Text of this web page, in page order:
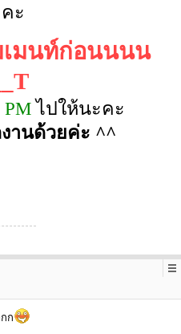
ะ
เมนท์ก่อนนนน
PMไปให้นะคะ
านด้วยค่ะ ^^
ก